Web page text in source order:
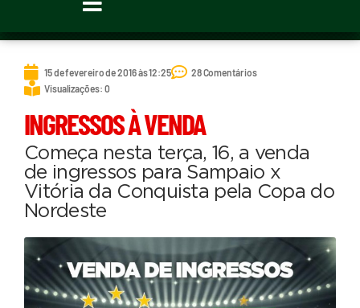
15 de fevereiro de 2016 às 12:25
28 Comentários
Visualizações: 0
INGRESSOS À VENDA
Começa nesta terça, 16, a venda
de ingressos para Sampaio x
Vitória da Conquista pela Copa do
Nordeste